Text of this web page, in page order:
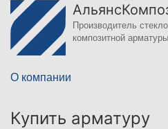
Производитель
композитной арматуры
О компании
Купить арматуру